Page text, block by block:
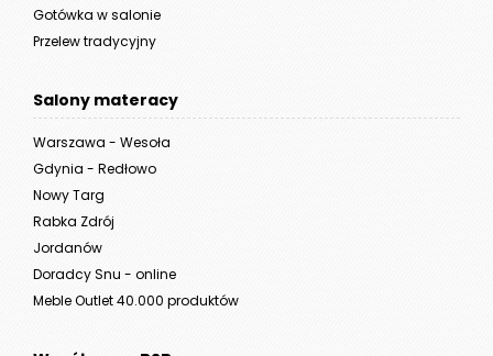
Gotówka w salonie
Przelew tradycyjny
Salony materacy
Warszawa - Wesoła
Gdynia - Redłowo
Nowy Targ
Rabka Zdrój
Jordanów
Doradcy Snu - online
Meble Outlet 40.000 produktów